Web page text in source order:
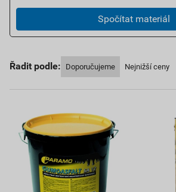
Spočítat materiál
Řadit podle: Doporučujeme Nejnižší ceny